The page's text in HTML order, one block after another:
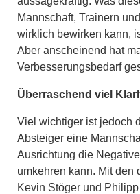
Mannschaft, Trainern
wirklich bewirken kann,
Aber anscheinend hat
Verbesserungsbedarf
Überraschend viel
Viel wichtiger ist jedoch
Absteiger eine
Ausrichtung die
umkehren kann. Mit den
Kevin Stöger und